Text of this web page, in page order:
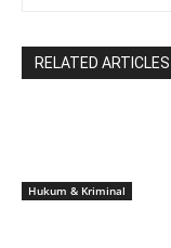
RELATED ARTICLES
Hukum & Kriminal